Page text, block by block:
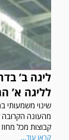
ליגה ב’
לליגה א’ החל
שינוי משמעותי
מהעונה הקרובה
קבוצות מכל מחוז
קראו עוד...